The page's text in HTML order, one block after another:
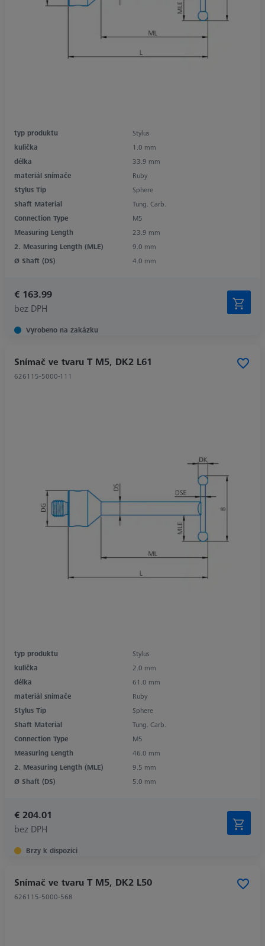
typ produktu
Stylus
kulička
1.0 mm
délka
33.9 mm
materiál snímače
Ruby
Stylus Tip
Sphere
Shaft Material
Tung. Carb.
Connection Type
M5
Measuring Length
23.9 mm
2. Measuring Length (MLE)
9.0 mm
Ø Shaft (DS)
4.0 mm
€ 163.99
bez DPH
Vyrobeno na zakázku
Snímač ve tvaru T M5, DK2 L61
626115-5000-111
typ produktu
Stylus
kulička
2.0 mm
délka
61.0 mm
materiál snímače
Ruby
Stylus Tip
Sphere
Shaft Material
Tung. Carb.
Connection Type
M5
Measuring Length
46.0 mm
2. Measuring Length (MLE)
9.5 mm
Ø Shaft (DS)
5.0 mm
€ 204.01
bez DPH
Brzy k dispozici
Snímač ve tvaru T M5, DK2 L50
626115-5000-568